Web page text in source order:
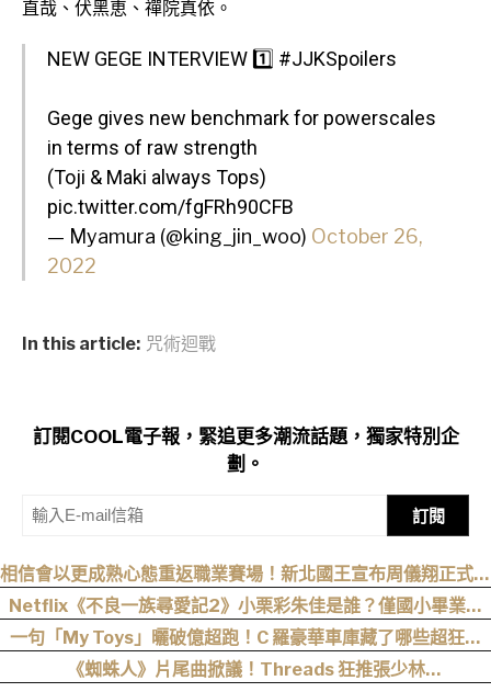
直哉、伏黑恵、禪院真依。
NEW GEGE INTERVIEW 1️⃣ #JJKSpoilers
Gege gives new benchmark for powerscales
in terms of raw strength
(Toji & Maki always Tops)
pic.twitter.com/fgFRh90CFB
— Myamura (@king_jin_woo) October 26,
2022
In this article: 咒術迴戰
訂閱COOL電子報，緊追更多潮流話題，獨家特別企
劃。
訂閱
相信會以更成熟心態重返職業賽場！新北國王宣布周儀翔正式加
盟
Netflix《不良一族尋愛記2》小栗彩朱佳是誰？僅國小畢業人
生超戲劇化，IG、背景一次認識
一句「My Toys」曬破億超跑！C 羅豪華車庫藏了哪些超狂神
獸？
《蜘蛛人》片尾曲掀議！Threads 狂推張少林